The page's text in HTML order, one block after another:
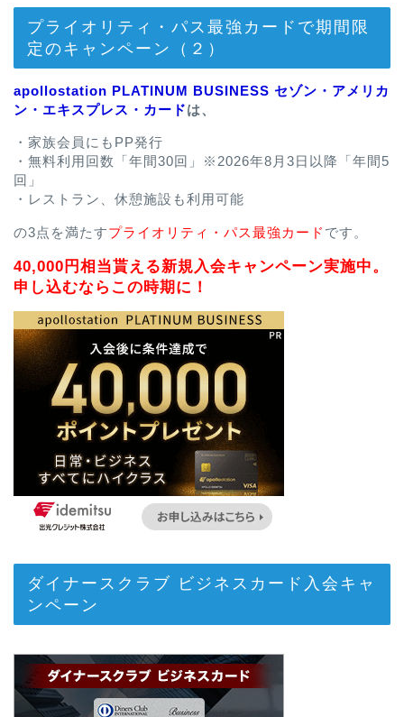
プライオリティ・パス最強カードで期間限
定のキャンペーン（２）
apollostation PLATINUM BUSINESS セゾン・アメリカ
ン・エキスプレス・カードは、
・家族会員にもPP発行
・無料利用回数「年間30回」※2026年8月3日以降「年間5
回」
・レストラン、休憩施設も利用可能
の3点を満たすプライオリティ・パス最強カード です。
40,000円相当貰える新規入会キャンペーン実施中。
申し込むならこの時期に！
ダイナースクラブ ビジネスカード入会キャ
ンペーン